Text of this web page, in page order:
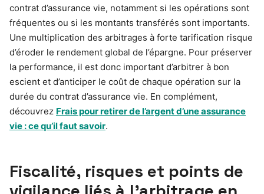
contrat d’assurance vie, notamment si les opérations sont
fréquentes ou si les montants transférés sont importants.
Une multiplication des arbitrages à forte tarification risque
d’éroder le rendement global de l’épargne. Pour préserver
la performance, il est donc important d’arbitrer à bon
escient et d’anticiper le coût de chaque opération sur la
durée du contrat d’assurance vie. En complément,
découvrez Frais pour retirer de l’argent d’une assurance
vie : ce qu’il faut savoir.
Fiscalité, risques et points de